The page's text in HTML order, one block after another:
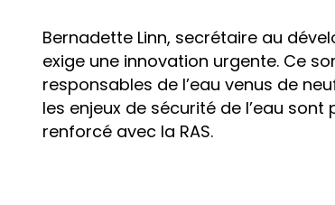
Bernadette Linn, secrétaire au
exige une innovation urgente. Ce
responsables de l’eau venus de
les enjeux de sécurité de l’eau
renforcé avec la RAS.